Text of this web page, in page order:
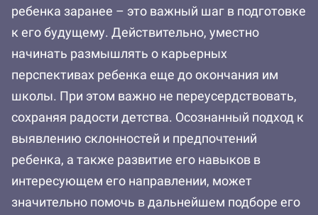
ребенка заранее – это важный шаг в подготовке
к его будущему. Действительно, уместно
начинать размышлять о карьерных
перспективах ребенка еще до окончания им
школы. При этом важно не переусердствовать,
сохраняя радости детства. Осознанный подход к
выявлению склонностей и предпочтений
ребенка, а также развитие его навыков в
интересующем его направлении, может
значительно помочь в дальнейшем подборе его